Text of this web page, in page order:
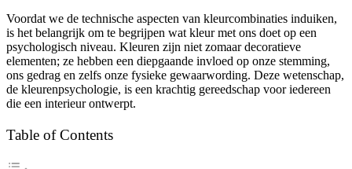
Voordat we de technische aspecten van kleurcombinaties induiken,
is het belangrijk om te begrijpen wat kleur met ons doet op een
psychologisch niveau. Kleuren zijn niet zomaar decoratieve
elementen; ze hebben een diepgaande invloed op onze stemming,
ons gedrag en zelfs onze fysieke gewaarwording. Deze wetenschap,
de kleurenpsychologie, is een krachtig gereedschap voor iedereen
die een interieur ontwerpt.
Table of Contents